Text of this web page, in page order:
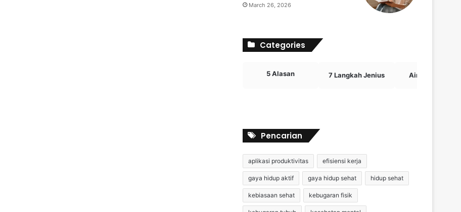
March 26, 2026
Categories
5 Alasan 7 Langkah Jenius Airdrop Crypto
Pencarian
aplikasi produktivitas efisiensi kerja
gaya hidup aktif gaya hidup sehat hidup sehat
kebiasaan sehat kebugaran fisik